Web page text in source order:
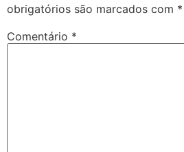
obrigatórios são marcados com *
Comentário *